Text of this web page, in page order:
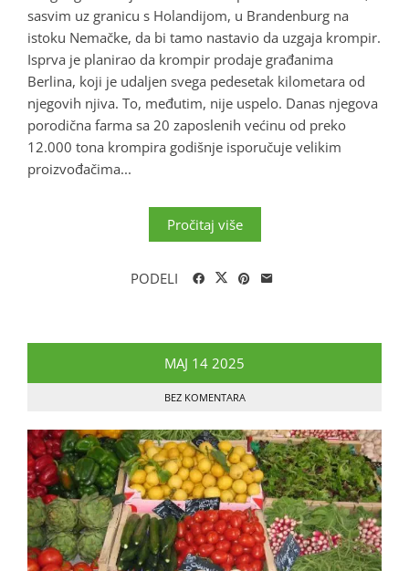
sasvim uz granicu s Holandijom, u Brandenburg na
istoku Nemačke, da bi tamo nastavio da uzgaja krompir.
Isprva je planirao da krompir prodaje građanima
Berlina, koji je udaljen svega pedesetak kilometara od
njegovih njiva. To, međutim, nije uspelo. Danas njegova
porodična farma sa 20 zaposlenih većinu od preko
12.000 tona krompira godišnje isporučuje velikim
proizvođačima...
Pročitaj više
PODELI
MAJ 14 2025
BEZ KOMENTARA